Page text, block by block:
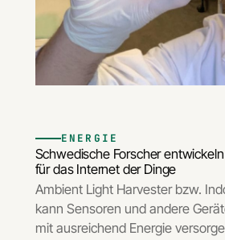
ENERGIE
Schwedische Forscher
für das Internet der Dinge
Ambient Light Harvester bzw.
kann Sensoren und andere
mit ausreichend Energie